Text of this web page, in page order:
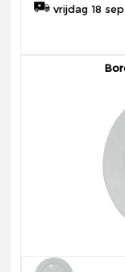
vrijdag 18